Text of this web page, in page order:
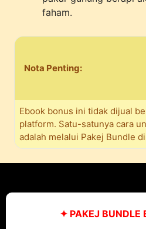
faham.
Nota Penting:
Ebook bonus ini tidak dijual
platform. Satu-satunya cara
adalah melalui Pakej Bundle
✦ PAKEJ BUNDLE